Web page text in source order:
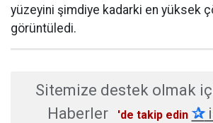
yüzeyini şimdiye kadarki en yüksek
görüntüledi.
Sitemize destek olmak
Haberler
'de takip edin ✰